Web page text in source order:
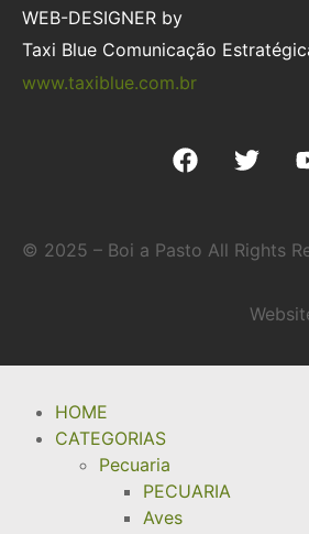
WEB-DESIGNER by
Taxi Blue Comunicação
www.taxiblue.com.br
© 2025 – Boi a Pasto All Rights
HOME
CATEGORIAS
Pecuaria
PECUARIA
Aves